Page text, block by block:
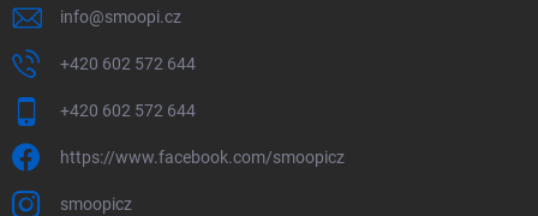
info@smoopi.cz
+420 602 572 644
+420 602 572 644
https://www.facebook.com/smoopicz
smoopicz